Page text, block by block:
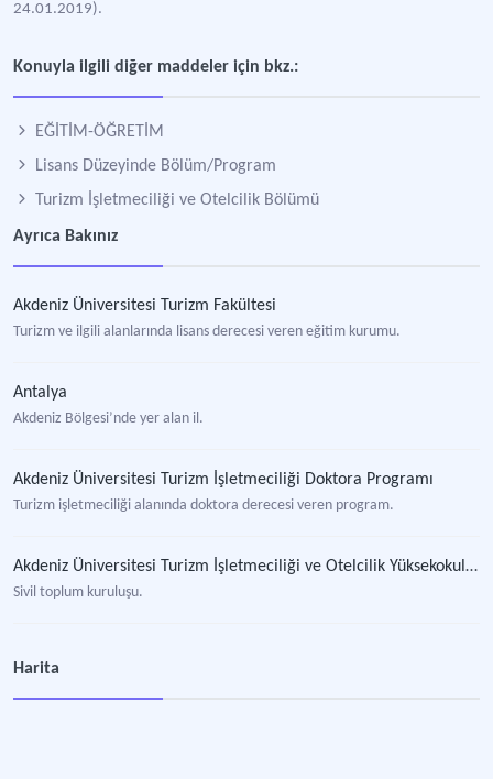
24.01.2019).
Konuyla ilgili diğer maddeler için bkz.:
EĞİTİM-ÖĞRETİM
Lisans Düzeyinde Bölüm/Program
Turizm İşletmeciliği ve Otelcilik Bölümü
Ayrıca Bakınız
Akdeniz Üniversitesi Turizm Fakültesi
Turizm ve ilgili alanlarında lisans derecesi veren eğitim kurumu.
Antalya
Akdeniz Bölgesi’nde yer alan il.
Akdeniz Üniversitesi Turizm İşletmeciliği Doktora Programı
Turizm işletmeciliği alanında doktora derecesi veren program.
Akdeniz Üniversitesi Turizm İşletmeciliği ve Otelcilik Yüksekokulu Mezunlar Derneği
Sivil toplum kuruluşu.
Harita